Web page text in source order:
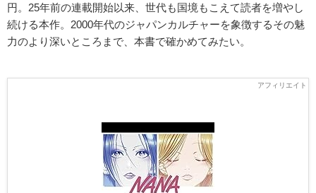
円。25年前の連載開始以来、世代も国境もこえて読者を増やし
続ける本作。2000年代のジャパンカルチャーを象徴するその魅
力のより深いところまで、本書で確かめてみたい。